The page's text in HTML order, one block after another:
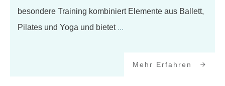
besondere Training kombiniert Elemente aus Ballett,
Pilates und Yoga und bietet ...
Mehr Erfahren